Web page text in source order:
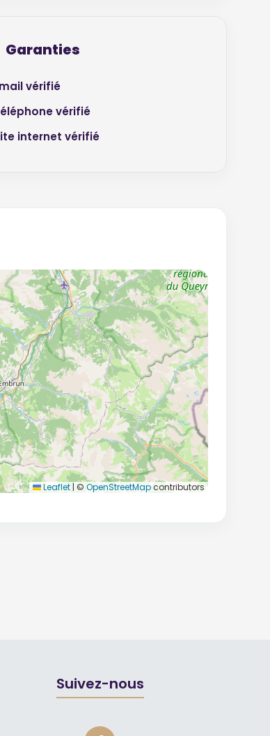
Garanties
vérifié
vérifié
internet vérifié
Leaflet | © OpenStreetMapcontributors
Suivez-nous